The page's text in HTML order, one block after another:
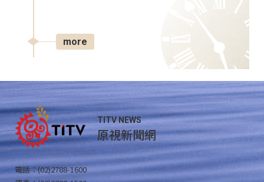
more
TITV NEWS
原視新聞網
電話：(02)2788-1600